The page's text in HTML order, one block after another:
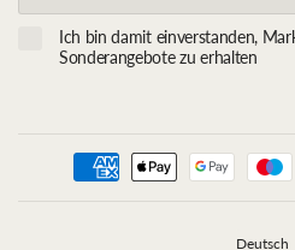
Ich bin damit einverstanden,
Sonderangebote zu erhalten
Land/